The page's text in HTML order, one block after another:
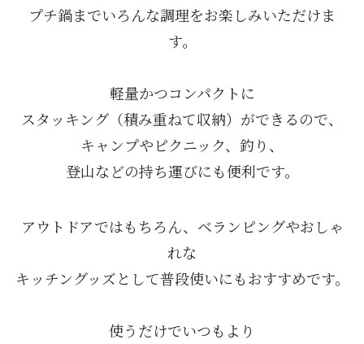
プチ鍋までいろんな調理をお楽しみいただけま
す。
軽量かつコンパクトに
スタッキング（積み重ねて収納）ができるので、
キャンプやピクニック、釣り、
登山などの持ち運びにも便利です。
アウトドアではもちろん、ベランピングやおしゃ
れな
キッチングッズとして普段使いにもおすすめです。
使うだけでいつもより